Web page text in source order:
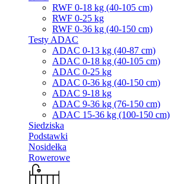
RWF 0-18 kg (40-105 cm)
RWF 0-25 kg
RWF 0-36 kg (40-150 cm)
Testy ADAC
ADAC 0-13 kg (40-87 cm)
ADAC 0-18 kg (40-105 cm)
ADAC 0-25 kg
ADAC 0-36 kg (40-150 cm)
ADAC 9-18 kg
ADAC 9-36 kg (76-150 cm)
ADAC 15-36 kg (100-150 cm)
Siedziska
Podstawki
Nosidełka
Rowerowe